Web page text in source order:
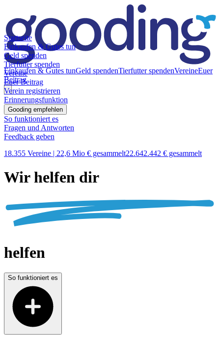
Einkaufen & Gutes tunGeld spendenTierfutter spendenVereineEuer
Beitrag
Startseite
Einkaufen & Gutes tun
Geld spenden
Tierfutter spenden
Vereine
Euer Beitrag
Verein registrieren
Erinnerungsfunktion
Gooding empfehlen
So funktioniert es
Fragen und Antworten
Feedback geben
18.355 Vereine | 22,6 Mio € gesammelt22.642.442 € gesammelt
Wir helfen dir
helfen
So funktioniert es